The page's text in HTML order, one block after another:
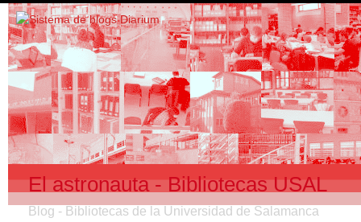
El astronauta - Bibliotecas USAL
Blog - Bibliotecas de la Universidad de Salamanca